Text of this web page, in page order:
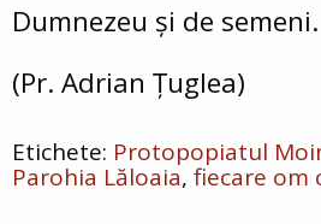
Dumnezeu și de semeni.
(Pr. Adrian Țuglea)
Protopopiatul
Parohia Lăloaia fiecare om